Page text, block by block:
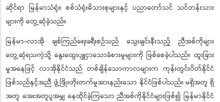
ဆိုင်ရာ မြန်မာသံရုံး၊ စစ်သံရုံးမိသားစုများနှင့် ပညာတော်သင် သင်တန်းသား
များကို တွေ့ဆုံခဲ့သည်။
မြန်မာ-လာအို ချစ်ကြည်ရေးခရီးစဉ်သည် သွေးချင်းနီးသည့် ညီအစ်ကိုများ
တွေ့ဆုံရသကဲ့သို့ နွေးထွေးပျူငှာသောခံစားမှုများကို ဖြစ်စေခဲ့ပါသည်။ ထူးခြား
မှုအနေဖြင့် လာအိုနိုင်ငံသည် တစ်ချိန်သောကာလများက ကုန်းတွင်းပိတ်နိုင်ငံ
ဖြစ်သည်နှင့်အညီ ဖွံ့ဖြိုးတိုးတက်မှုအားနည်းသော နိုင်ငံဖြစ်ပါသည်။ မရှိအတူ ရှိ
အတူ အေးအတူပူအမျှ နေထိုင်ခဲ့ကြသော ညီအစ်ကိုနိုင်ငံများဖြစ်၍ မြန်မာနိုင်ငံ